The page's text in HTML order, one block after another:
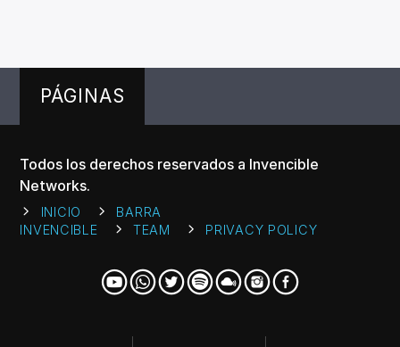
PÁGINAS
Todos los derechos reservados a Invencible
Networks.
INICIO
BARRA
INVENCIBLE
TEAM PRIVACY POLICY